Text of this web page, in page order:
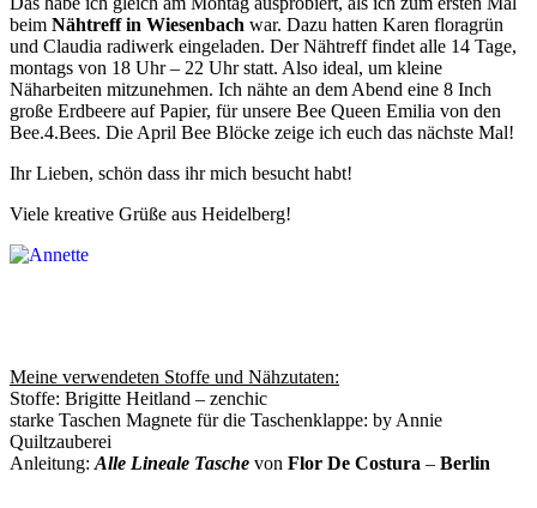
beim Nähtreff in Wiesenbach war. Dazu hatten Karen floragrün
und Claudia radiwerk eingeladen. Der Nähtreff findet alle 14 Tage,
montags von 18 Uhr – 22 Uhr statt. Also ideal, um kleine
Näharbeiten mitzunehmen. Ich nähte an dem Abend eine 8 Inch
große Erdbeere auf Papier, für unsere Bee Queen Emilia von den
Bee.4.Bees. Die April Bee Blöcke zeige ich euch das nächste Mal!
Ihr Lieben, schön dass ihr mich besucht habt!
Viele kreative Grüße aus Heidelberg!
Meine verwendeten Stoffe und Nähzutaten:
Stoffe: Brigitte Heitland – zenchic
starke Taschen Magnete für die Taschenklappe: by Annie
Quiltzauberei
Anleitung: Alle Lineale Tasche von Flor De Costura – Berlin